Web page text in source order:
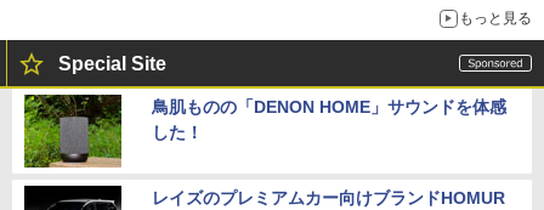
もっと見る
Special Site
鳥肌ものの「DENON HOME」サウンドを体感
した！
レイズのプレミアムカー向けブランドHOMUR